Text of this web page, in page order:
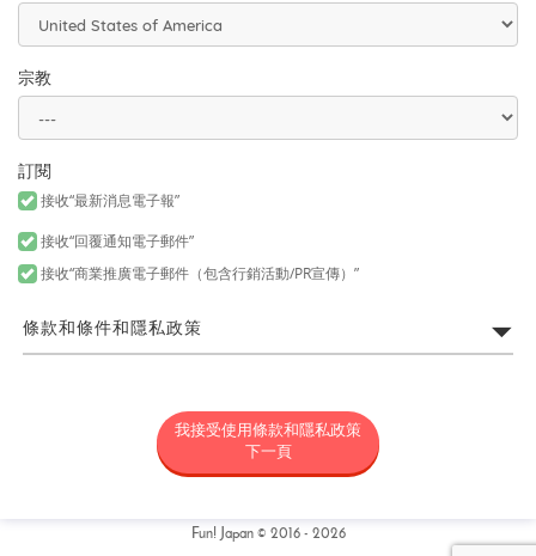
宗教
訂閱
接收“最新消息電子報”
接收“回覆通知電子郵件”
接收“商業推廣電子郵件（包含行銷活動/PR宣傳）”
條款和條件和隱私政策
所謂「FUN! JAPAN」是以藉由將日本商品或服務介紹給各位亞洲消
費者，令各位對日本產生興趣為目的，為營運FUN! JAPAN網站（包
括但不限於以fun-japan.jp/tw為網域之網站。以下簡稱「本網
限資料提供以及社群媒體。）或提供其他相關服務之專案統稱（以
我接受使用條款和隱私政策
下一頁
Fun! Japan © 2016 - 2026